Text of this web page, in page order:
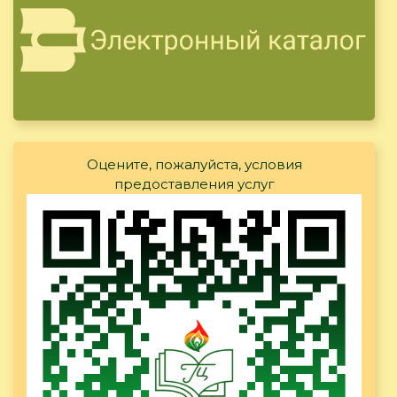
Оцените, пожалуйста, условия
предоставления услуг